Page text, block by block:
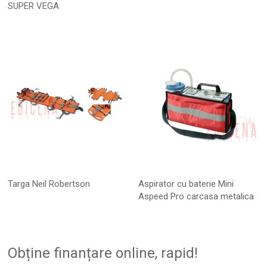
SUPER VEGA
Targa Neil Robertson
Aspirator cu baterie Mini
Aspeed Pro carcasa metalica
Obține finanțare online, rapid!